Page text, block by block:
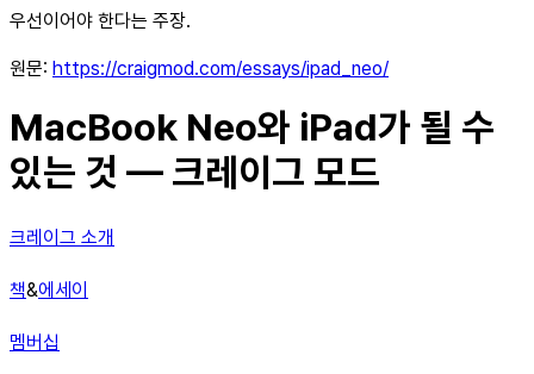
우선이어야 한다는 주장.
원문: https://craigmod.com/essays/ipad_neo/
MacBook Neo와 iPad가 될 수
있는 것 — 크레이그 모드
크레이그 소개
책&에세이
멤버십